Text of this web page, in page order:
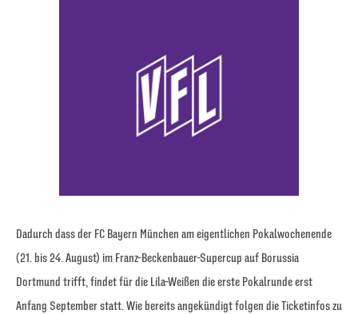
Dadurch dass der FC Bayern München am eigentlichen Pokalwochenende
(21. bis 24. August) im Franz-Beckenbauer-Supercup auf Borussia
Dortmund trifft, findet für die Lila-Weißen die erste Pokalrunde erst
Anfang September statt. Wie bereits angekündigt folgen die Ticketinfos zu